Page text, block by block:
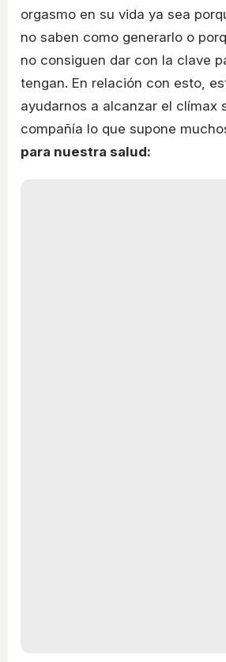
orgasmo en su vida ya sea
no saben como generarlo o
no consiguen dar con la clave
tengan. En relación con esto,
ayudarnos a alcanzar el clímax
compañía lo que supone
para nuestra salud: